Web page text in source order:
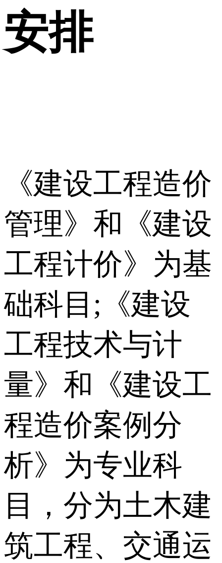
安排
《建设工程造价
管理》和《建设
工程计价》为基
础科目;《建设
工程技术与计
量》和《建设工
程造价案例分
析》为专业科
目，分为土木建
筑工程、交通运